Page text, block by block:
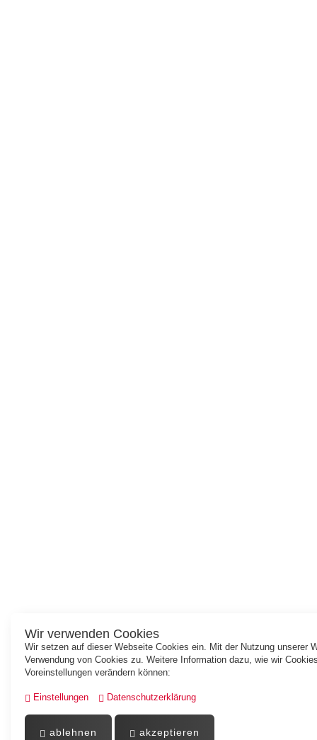
Wir verwenden Cookies
Wir setzen auf dieser Webseite Cookies ein. Mit der Nutzung unserer
Verwendung von Cookies zu. Weitere Information dazu, wie wir
Voreinstellungen verändern können:
Einstellungen Datenschutzerklärung
ablehnen akzeptieren